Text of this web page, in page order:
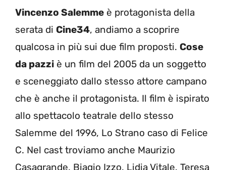
Vincenzo Salemme è protagonista della
serata di Cine34, andiamo a scoprire
qualcosa in più sui due film proposti. Cose
da pazzi è un film del 2005 da un soggetto
e sceneggiato dallo stesso attore campano
che è anche il protagonista. Il film è ispirato
allo spettacolo teatrale dello stesso
Salemme del 1996, Lo Strano caso di Felice
C. Nel cast troviamo anche Maurizio
Casagrande, Biagio Izzo, Lidia Vitale, Teresa